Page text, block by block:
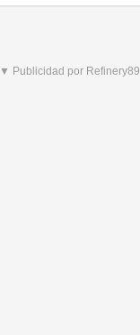
▼ Publicidad por Refinery89